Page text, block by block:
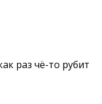
раз чё-то рубит